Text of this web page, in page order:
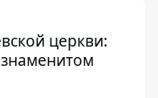
церкви: